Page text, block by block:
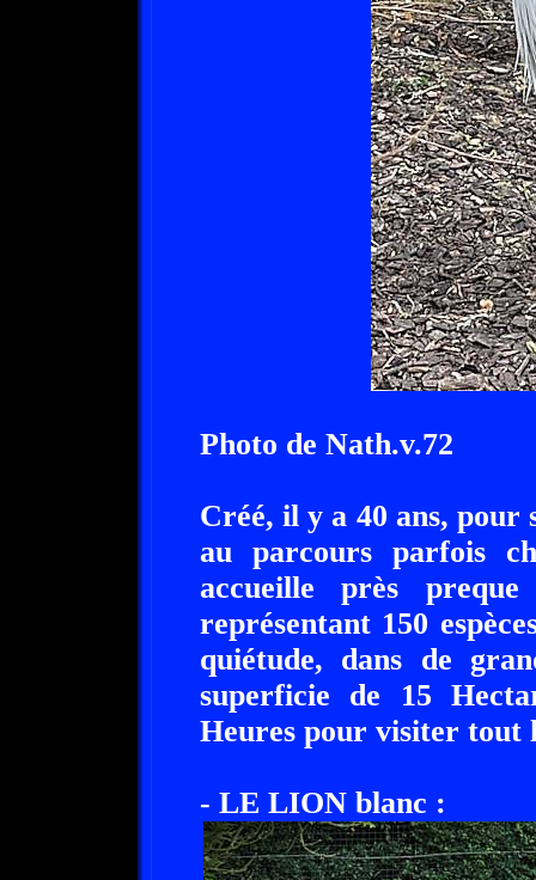
Photo de Nath.v.72
Créé, il y a 40 ans,
au parcours parfois
accueille près
représentant 150
quiétude, dans de
superficie de 15
Heures pour visiter tout
- LE LION blanc :